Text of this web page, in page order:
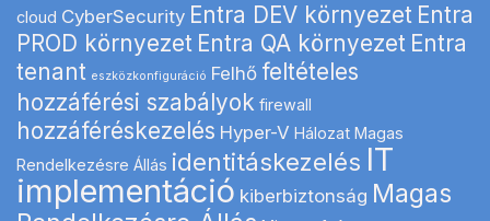
cloud CyberSecurity Entra DEV környezet Entra
PROD környezet Entra QA környezet Entra
tenant eszközkonfiguráció Felhő feltételes
hozzáférési szabályok firewall
hozzáféréskezelés Hyper-V Hálozat Magas
Rendelkezésre Állás identitáskezelés IT
implementáció kiberbiztonság Magas